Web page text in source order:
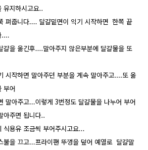
유지하시고요..
펴줍니다.... 달걀밑면이 익기 시작하면 한쪽 끝
....
을 옮긴후....말아주지 않은부분에 달걀물을 또
시작하면 말아주던 부분을 계속 말아주고....또 옮
부어
말아주고...이렇게 3번정도 달걀물을 나누어 부어
아주면 됩니다..
용유 조금씩 부어주시고요...
을 끄고...프라이팬 뚜껑을 덮어 예열로 달걀말